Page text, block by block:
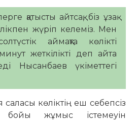
қатысты айтсақ, біз ұзақ
жүріп келеміз. Мен
аймақта көлікті
жеткілікті деп айта
Нысанбаев үкіметтегі
көліктің еш себепсіз
бойы жұмыс істемеуін